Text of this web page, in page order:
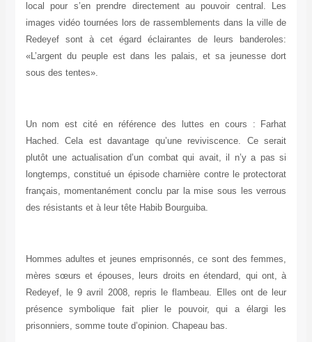
local pour s’en prendre directement au pouvoir central. Les
images vidéo tournées lors de rassemblements dans la ville de
Redeyef sont à cet égard éclairantes de leurs banderoles:
«L’argent du peuple est dans les palais, et sa jeunesse dort
sous des tentes».
Un nom est cité en référence des luttes en cours : Farhat
Hached. Cela est davantage qu’une reviviscence. Ce serait
plutôt une actualisation d’un combat qui avait, il n’y a pas si
longtemps, constitué un épisode charnière contre le protectorat
français, momentanément conclu par la mise sous les verrous
des résistants et à leur tête Habib Bourguiba.
Hommes adultes et jeunes emprisonnés, ce sont des femmes,
mères sœurs et épouses, leurs droits en étendard, qui ont, à
Redeyef, le 9 avril 2008, repris le flambeau. Elles ont de leur
présence symbolique fait plier le pouvoir, qui a élargi les
prisonniers, somme toute d’opinion. Chapeau bas.